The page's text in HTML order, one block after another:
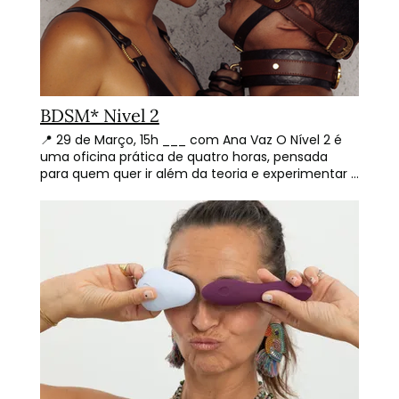
e facilitadoras, nem entre participantes. Todas as
práticas são orientadas de forma não-sexualizada,
educacional, respeitosa e segura. O foco está na
escuta, na partilha e na exploração simbólica —
nunca na excitação direta ou no envolvimento
íntimo.
BDSM* Nivel 2
📍 29 de Março, 15h ___ com Ana Vaz O Nível 2 é
uma oficina prática de quatro horas, pensada
para quem quer ir além da teoria e experimentar o
ambiente educativo e não sexualizado. Durante a
sessão, cada par aprende a construir cenas
completas, explorar dinâmicas sensoriais e
relacionais, e aprofundar sua expressão dentro do
BDSM, com acompanhamento próximo e práticas
supervisionadas. Inclui mini-rituais, demonstrações
adaptadas ao grupo, exercícios de co-regulação e
exploração prática em pares. -- O que vais
a estruturar cada etapa de uma cena:
negociação, definição de limites, trocas de poder,
ritmo e encerramento com aftercare. ✨